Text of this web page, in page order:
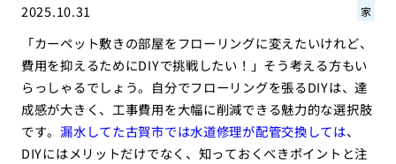
2025.10.31 家
「カーペット敷きの部屋をフローリングに変えたいけれど、
費用を抑えるためにDIYで挑戦したい！」そう考える方もい
らっしゃるでしょう。自分でフローリングを張るDIYは、達
成感が大きく、工事費用を大幅に削減できる魅力的な選択肢
です。漏水してた古賀市では水道修理が配管交換しては、
DIYにはメリットだけでなく、知っておくべきポイントと注